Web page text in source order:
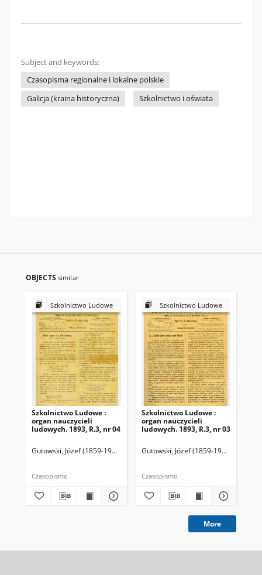
Subject and keywords:
Czasopisma regionalne i lokalne polskie
Galicja (kraina historyczna)
Szkolnictwo i oświata
OBJECTS similar
Szkolnictwo Ludowe
Szkolnictwo Ludowe :
organ nauczycieli
ludowych. 1893, R.3, nr 04
Gutowski, Józef (1859-1916). Redaktor
Czasopismo
Szkolnictwo Ludowe
Szkolnictwo Ludowe :
organ nauczycieli
ludowych. 1893, R.3, nr 03
Gutowski, Józef (1859-1916).
Czasopismo
More